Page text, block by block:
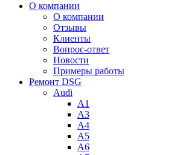
О компании
О компании
Отзывы
Клиенты
Вопрос-ответ
Новости
Примеры работы
Ремонт DSG
Audi
A1
A3
A4
A5
А6